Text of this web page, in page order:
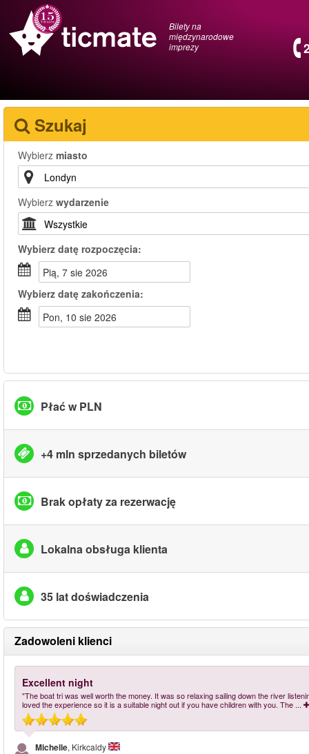
Bilety na
międzynarodowe
imprezy
Szukaj
Wybierz miasto
Wybierz wydarzenie
Wybierz datę rozpoczęcia:
pią, 7 sie 2026
Wybierz datę zakończenia:
pon, 10 sie 2026
Płać w PLN
+4 mln sprzedanych biletów
Brak opłaty za rezerwację
Lokalna obsługa klienta
35 lat doświadczenia
Zadowoleni klienci
Excellent night
"The boat tri was well worth the money. It was so relaxing sailing down the river
loved the experience so it is a suitable night out if you have children with you. The ...
Michelle, Kirkcaldy